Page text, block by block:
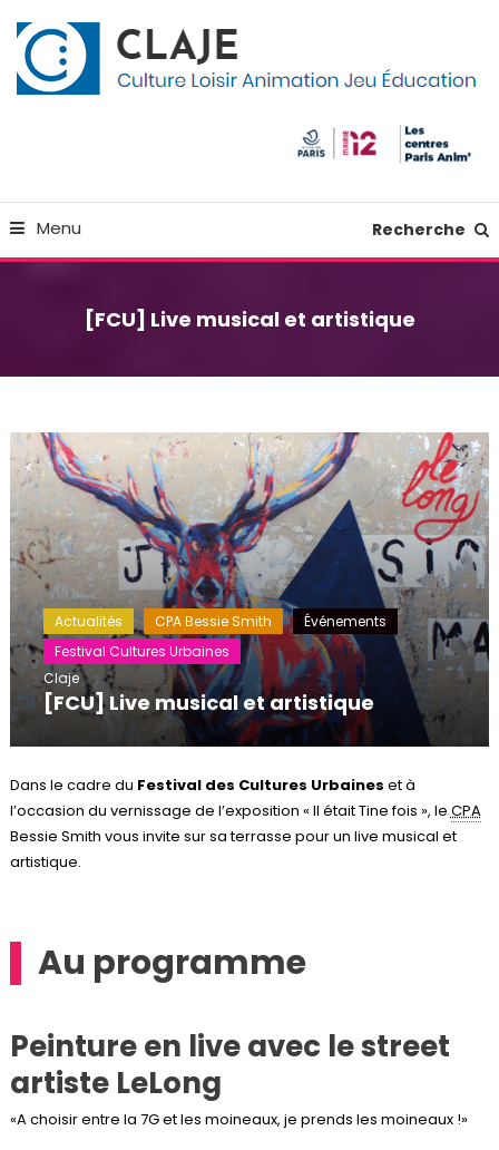
To
Content
Menu Recherche
[FCU] Live musical et artistique
Actualités CPA Bessie Smith
Événements
Festival Cultures Urbaines
Claje
[FCU] Live musical et artistique
Dans le cadre du Festival des Cultures Urbaines et à
l’occasion du vernissage de l’exposition « Il était Tine fois », le CPA
Bessie Smith vous invite sur sa terrasse pour un live musical et
artistique.
Au programme
Peinture en live avec le street
artiste LeLong
«A choisir entre la 7G et les moineaux, je prends les moineaux !»